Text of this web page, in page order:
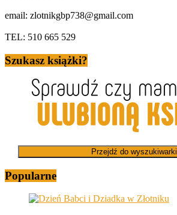
email: zlotnikgbp738@gmail.com
TEL: 510 665 529
Szukasz książki?
Przejdź do wyszukiwarki
Popularne